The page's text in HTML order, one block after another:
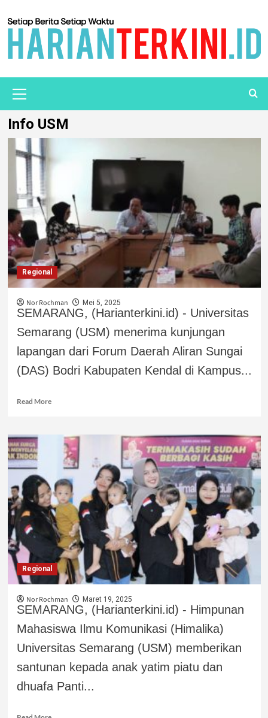
Info USM
Regional
Nor Rochman Mei 5, 2025
SEMARANG, (Harianterkini.id) - Universitas
Semarang (USM) menerima kunjungan
lapangan dari Forum Daerah Aliran Sungai
(DAS) Bodri Kabupaten Kendal di Kampus...
Read More
Regional
Nor Rochman Maret 19, 2025
SEMARANG, (Harianterkini.id) - Himpunan
Mahasiswa Ilmu Komunikasi (Himalika)
Universitas Semarang (USM) memberikan
santunan kepada anak yatim piatu dan
dhuafa Panti...